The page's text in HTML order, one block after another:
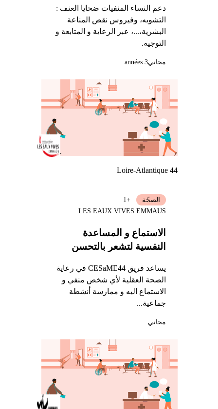
دعم النساء المنفيات ضحايا العنف :
التشويه، وفيروس نقص المناعة
البشرية،...، عبر الرعاية و المتابعة و
التوجيه.
مجاني3 années
Loire-Atlantique 44
الاستماع و المساعدة
النفسية لتشعر بالتحسن
يساعد فريق CESaME44 في رعاية
الصحة العقلية لأي شخص منفي و
الاستماع اليه و ممارسة أنشطة
جماعية...
الصحّة
+1
LES EAUX VIVES EMMAUS
مجاني